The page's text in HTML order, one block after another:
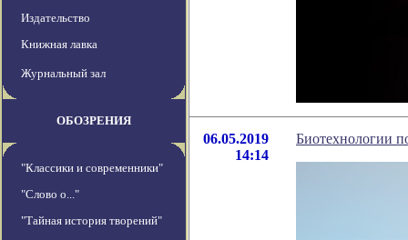
Издательство
Книжная лавка
Журнальный зал
ОБОЗРЕНИЯ
"Классики и современники"
"Слово о..."
"Тайная история творений"
06.05.2019
14:14
Биотехнологии